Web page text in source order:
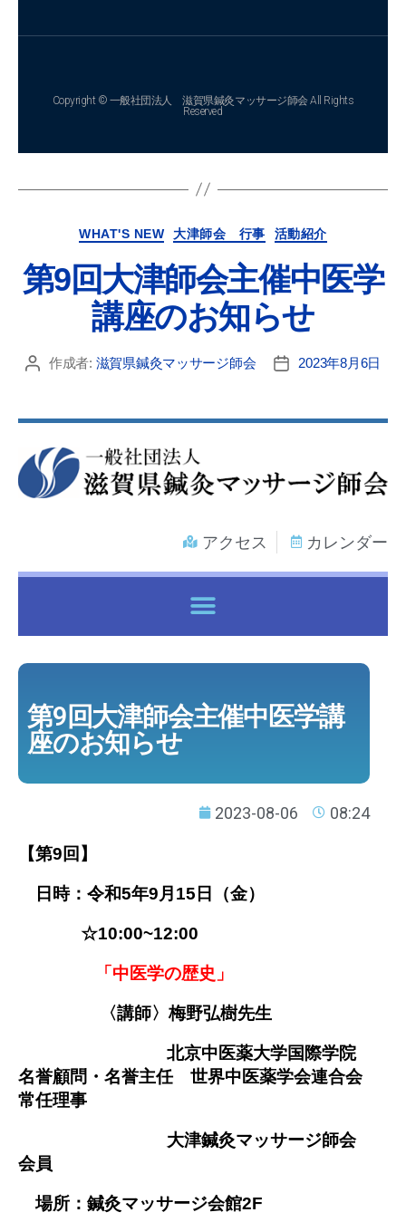
Copyright © 一般社団法人 滋賀県鍼灸マッサージ師会 All Rights
Reserved
WHAT'S NEW 大津師会 行事 活動紹介
第9回大津師会主催中医学
講座のお知らせ
作成者: 滋賀県鍼灸マッサージ師会 2023年8月6日
アクセス カレンダー
第9回大津師会主催中医学講
座のお知らせ
2023-08-06 08:24
【第9回】
日時：令和5年9月15日（金）
☆10:00~12:00
「中医学の歴史」
〈講師〉梅野弘樹先生
北京中医薬大学国際学院
名誉顧問・名誉主任 世界中医薬学会連合会
常任理事
大津鍼灸マッサージ師会
会員
場所：鍼灸マッサージ会館2F